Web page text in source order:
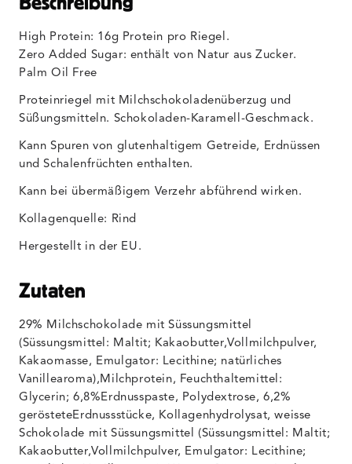
High Protein: 16g Protein pro Riegel.
Zero Added Sugar: enthält von Natur aus Zucker.
Palm Oil Free
Proteinriegel mit Milchschokoladenüberzug und
Süßungsmitteln. Schokoladen-Karamell-Geschmack.
Kann Spuren von glutenhaltigem Getreide, Erdnüssen
und Schalenfrüchten enthalten.
Kann bei übermäßigem Verzehr abführend wirken.
Kollagenquelle: Rind
Hergestellt in der EU.
Zutaten
29% Milchschokolade mit Süssungsmittel
(Süssungsmittel: Maltit; Kakaobutter,Vollmilchpulver,
Kakaomasse, Emulgator: Lecithine; natürliches
Vanillearoma),Milchprotein, Feuchthaltemittel:
Glycerin; 6,8%Erdnusspaste, Polydextrose, 6,2%
gerösteteErdnussstücke, Kollagenhydrolysat, weisse
Schokolade mit Süssungsmittel (Süssungsmittel: Maltit;
Kakaobutter,Vollmilchpulver, Emulgator: Lecithine;